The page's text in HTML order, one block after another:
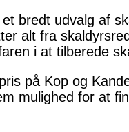
et bredt udvalg af
alt fra
i at tilberede
på Kop og
mulighed for at